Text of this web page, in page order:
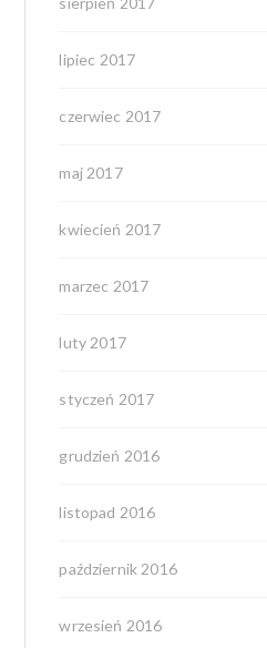
lipiec 2017
czerwiec 2017
maj 2017
kwiecień 2017
marzec 2017
luty 2017
styczeń 2017
grudzień 2016
listopad 2016
październik 2016
wrzesień 2016